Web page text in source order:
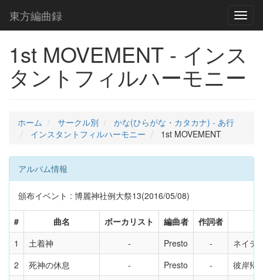
東方編曲録
1st MOVEMENT - インス
タントフィルハーモニー
ホーム サークル別
かな(ひらがな・カタカナ) - あ行
インスタントフィルハーモニー
1st MOVEMENT
アルバム情報
頒布イベント : 博麗神社例大祭13(2016/05/08)
# 曲名 ボーカリスト 編曲者
作詞者
1
土着神 Presto
ネイテ
2
死神の休息 Presto
彼岸帰